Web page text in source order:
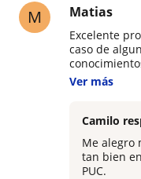
M Matias
Excelente
caso de
alumno a ir
Ver más
Camilo
Me alegro
tan bien
PUC.